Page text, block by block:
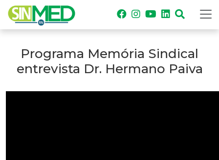
Programa Memória Sindical
entrevista Dr. Hermano Paiva